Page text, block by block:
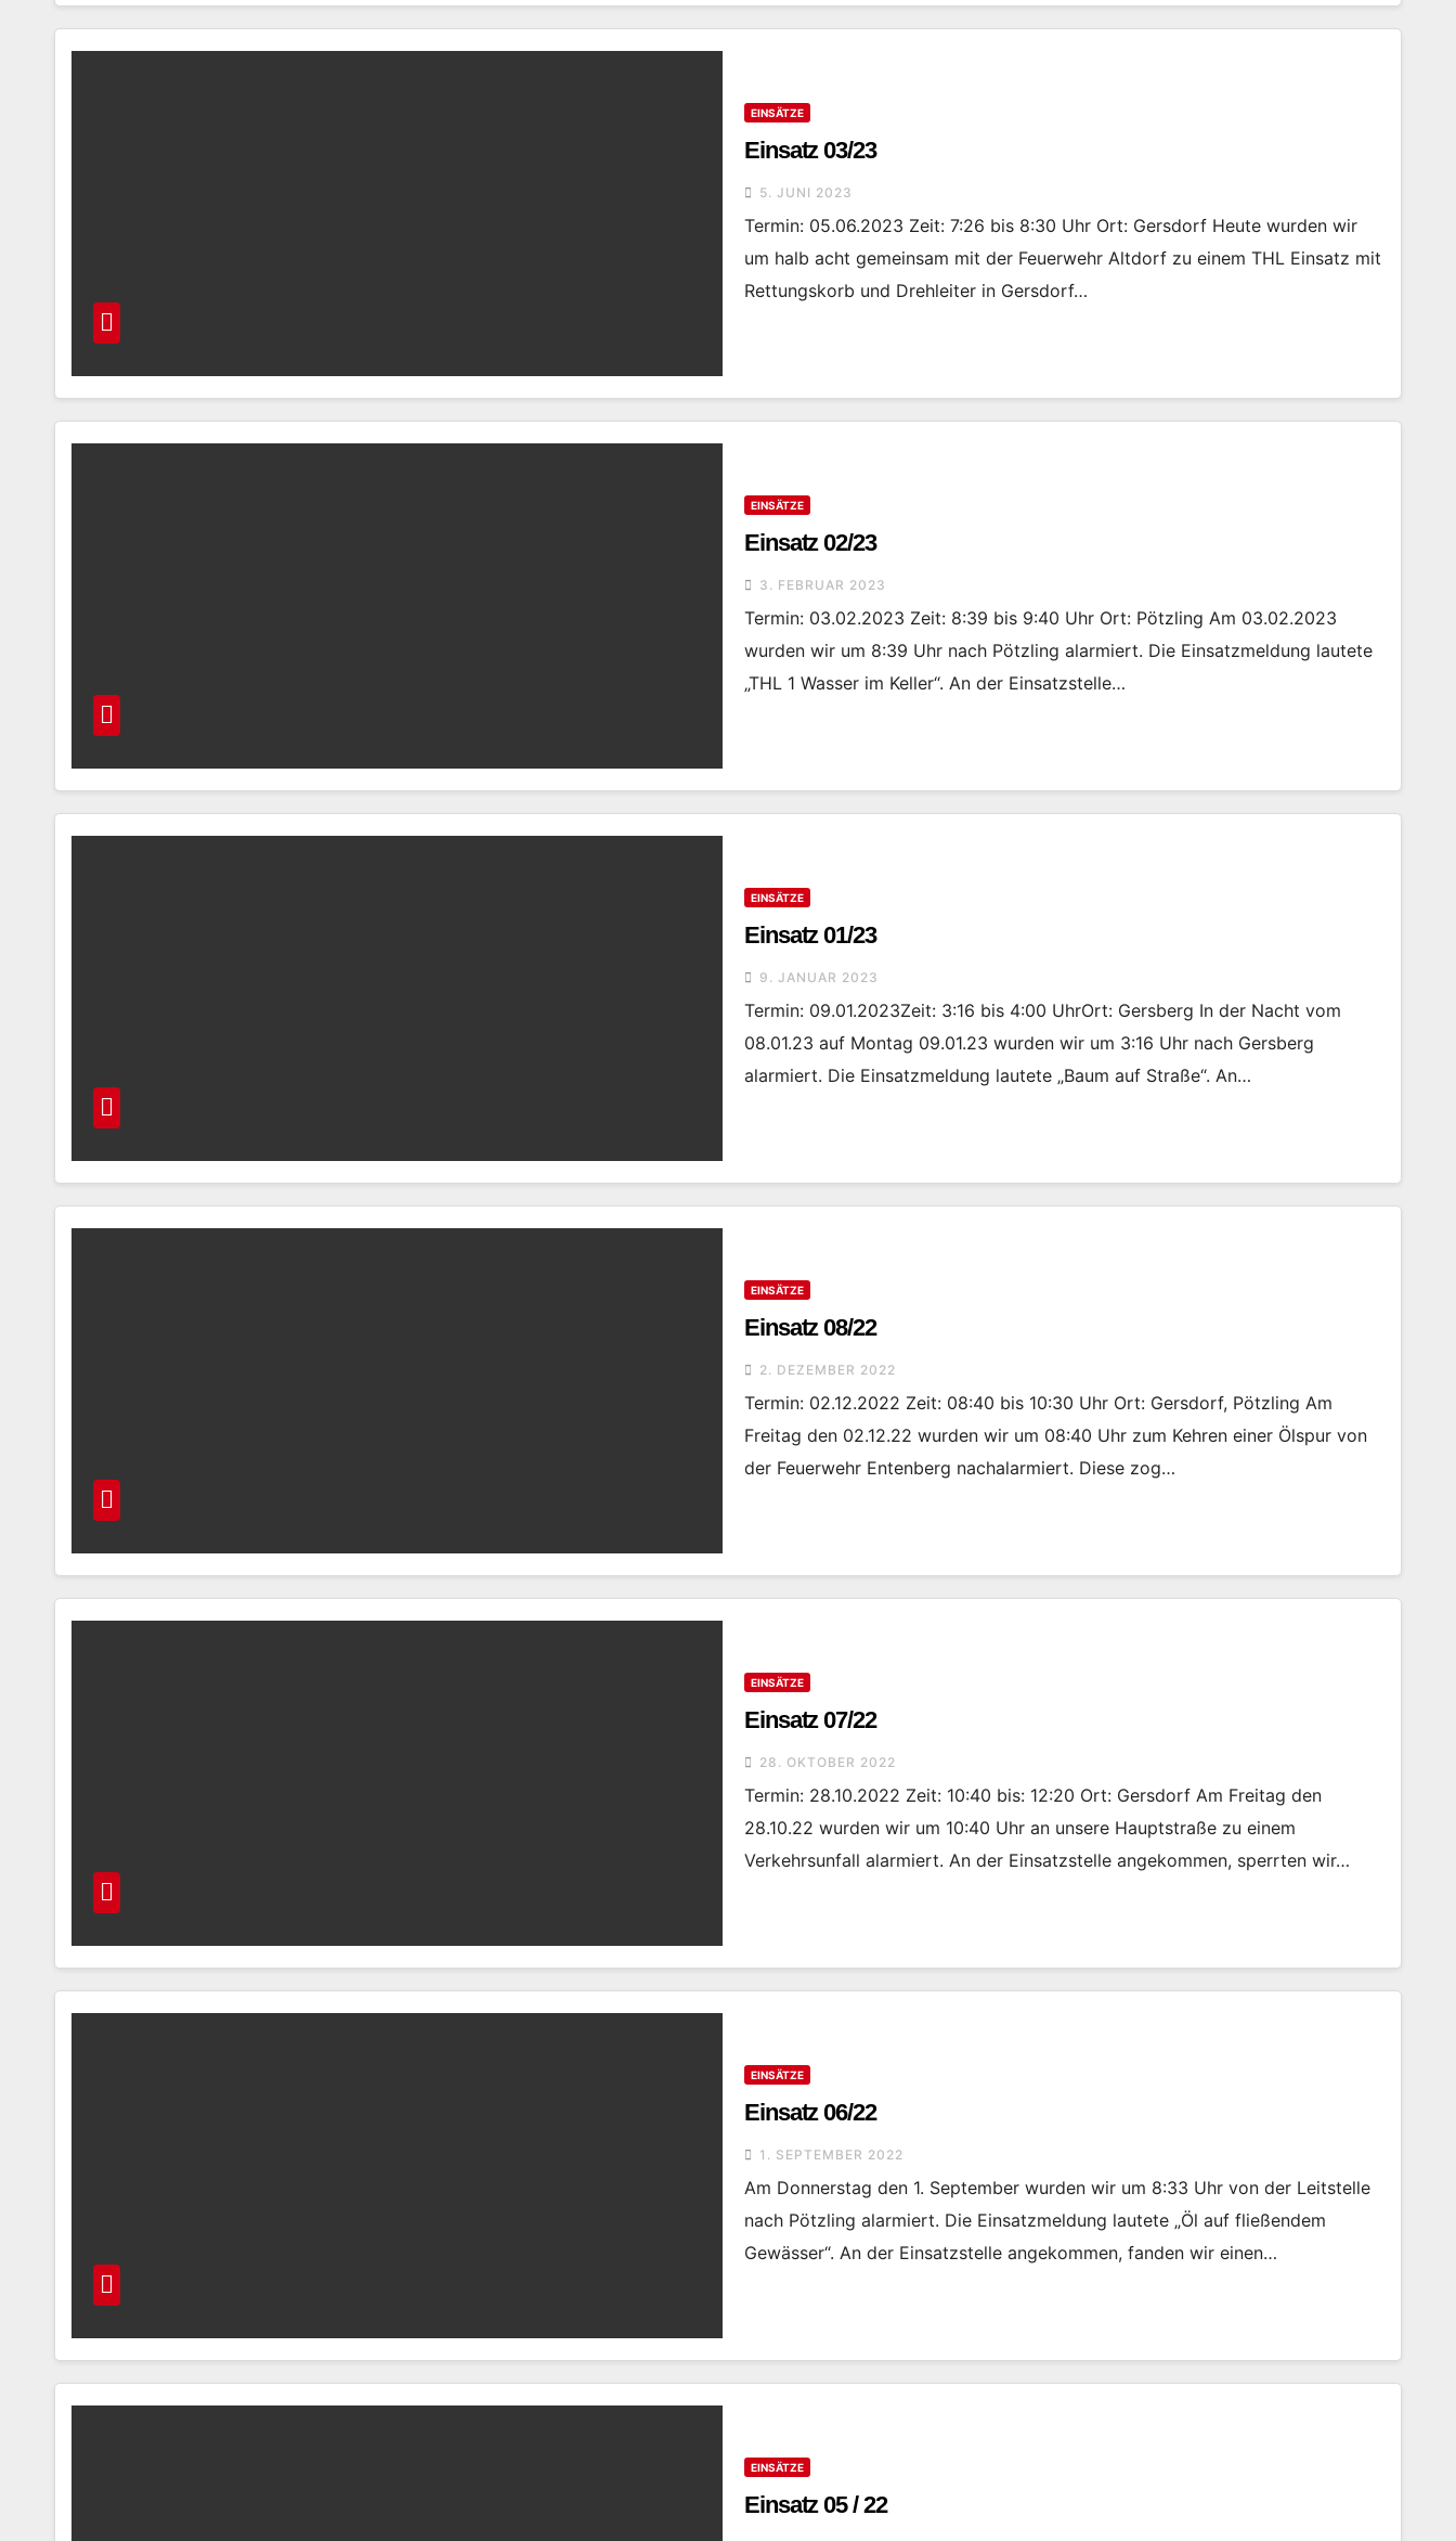
EINSÄTZE
Einsatz 03/23
5. JUNI 2023
Termin: 05.06.2023 Zeit: 7:26 bis 8:30 Uhr Ort: Gersdorf Heute wurden wir
um halb acht gemeinsam mit der Feuerwehr Altdorf zu einem THL Einsatz mit
Rettungskorb und Drehleiter in Gersdorf…
EINSÄTZE
Einsatz 02/23
3. FEBRUAR 2023
Termin: 03.02.2023 Zeit: 8:39 bis 9:40 Uhr Ort: Pötzling Am 03.02.2023
wurden wir um 8:39 Uhr nach Pötzling alarmiert. Die Einsatzmeldung lautete
„THL 1 Wasser im Keller“. An der Einsatzstelle…
EINSÄTZE
Einsatz 01/23
9. JANUAR 2023
Termin: 09.01.2023Zeit: 3:16 bis 4:00 UhrOrt: Gersberg In der Nacht vom
08.01.23 auf Montag 09.01.23 wurden wir um 3:16 Uhr nach Gersberg
alarmiert. Die Einsatzmeldung lautete „Baum auf Straße“. An…
EINSÄTZE
Einsatz 08/22
2. DEZEMBER 2022
Termin: 02.12.2022 Zeit: 08:40 bis 10:30 Uhr Ort: Gersdorf, Pötzling Am
Freitag den 02.12.22 wurden wir um 08:40 Uhr zum Kehren einer Ölspur von
der Feuerwehr Entenberg nachalarmiert. Diese zog…
EINSÄTZE
Einsatz 07/22
28. OKTOBER 2022
Termin: 28.10.2022 Zeit: 10:40 bis: 12:20 Ort: Gersdorf Am Freitag den
28.10.22 wurden wir um 10:40 Uhr an unsere Hauptstraße zu einem
Verkehrsunfall alarmiert. An der Einsatzstelle angekommen, sperrten wir…
EINSÄTZE
Einsatz 06/22
1. SEPTEMBER 2022
Am Donnerstag den 1. September wurden wir um 8:33 Uhr von der Leitstelle
nach Pötzling alarmiert. Die Einsatzmeldung lautete „Öl auf fließendem
Gewässer“. An der Einsatzstelle angekommen, fanden wir einen…
EINSÄTZE
Einsatz 05 / 22